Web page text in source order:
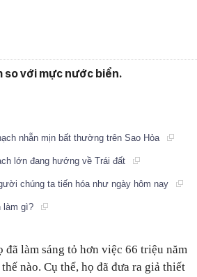
so với mực nước biển.
nhẵn mịn bất thường trên Sao Hỏa
lớn đang hướng về Trái đất
chúng ta tiến hóa như ngày hôm nay
làm gì?
đã làm sáng tỏ hơn việc 66 triệu năm
nào. Cụ thể, họ đã đưa ra giả thiết